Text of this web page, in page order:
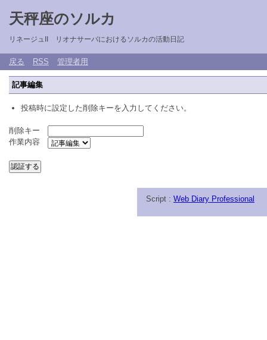
天秤座のソルカ
リネージュII リオナサーバにおけるソルカの活動日記
戻る RSS 管理者用
記事編集
投稿時に設定した削除キーを入力してください。
削除キー
作業内容
Script : Web Diary Professional